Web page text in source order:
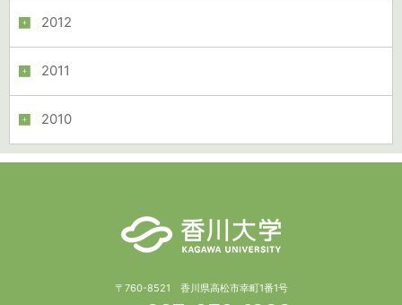
2012
2011
2010
〒760-8521 香川県高松市幸町1番1号